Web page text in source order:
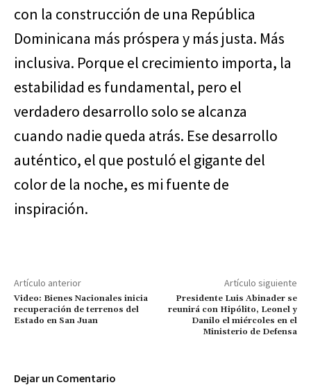
con la construcción de una República
Dominicana más próspera y más justa. Más
inclusiva. Porque el crecimiento importa, la
estabilidad es fundamental, pero el
verdadero desarrollo solo se alcanza
cuando nadie queda atrás. Ese desarrollo
auténtico, el que postuló el gigante del
color de la noche, es mi fuente de
inspiración.
Artículo anterior
Video: Bienes Nacionales inicia
recuperación de terrenos del
Estado en San Juan
Artículo siguiente
Presidente Luis Abinader se
reunirá con Hipólito, Leonel y
Danilo el miércoles en el
Ministerio de Defensa
Dejar un Comentario